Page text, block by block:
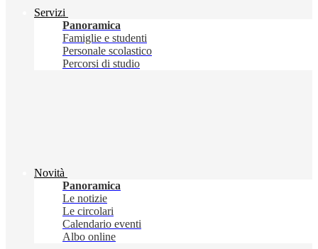
Servizi
Panoramica
Famiglie e studenti
Personale scolastico
Percorsi di studio
Novità
Panoramica
Le notizie
Le circolari
Calendario eventi
Albo online